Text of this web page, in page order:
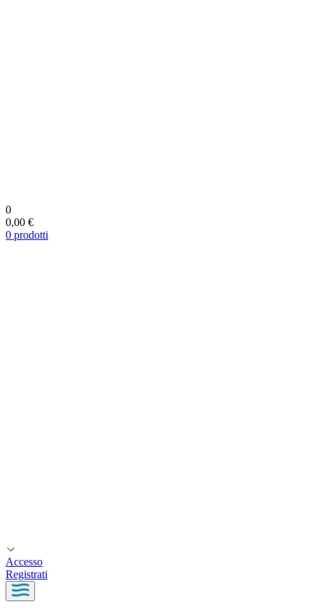
0
0,00 €
0 prodotti
Accesso
Registrati